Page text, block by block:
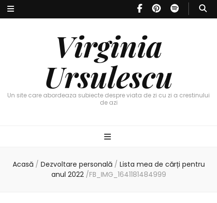
Virginia
Ursulescu
Un site care abordeaza subiecte despre viata de zi cu zi a crestinului
de azi
Acasă / Dezvoltare personală / Lista mea de cărți pentru
anul 2022 /FB_IMG_1641181484999